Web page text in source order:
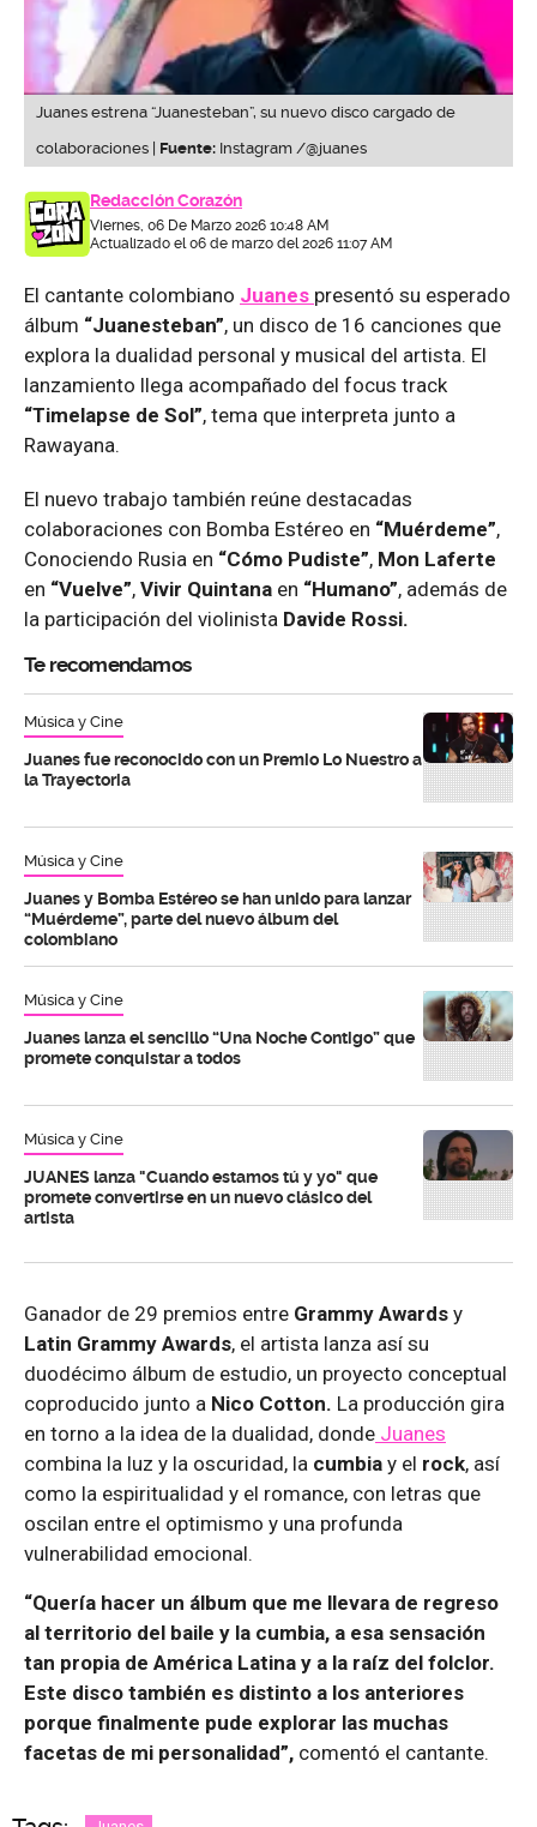
Juanes estrena “Juanesteban”, su nuevo disco cargado de
colaboraciones | Fuente: Instagram /@juanes
Redacción Corazón
Viernes, 06 De Marzo 2026 10:48 AM
Actualizado el 06 de marzo del 2026 11:07 AM
El cantante colombiano Juanes presentó su esperado
álbum “Juanesteban”, un disco de 16 canciones que
explora la dualidad personal y musical del artista. El
lanzamiento llega acompañado del focus track
“Timelapse de Sol”, tema que interpreta junto a
Rawayana.
El nuevo trabajo también reúne destacadas
colaboraciones con Bomba Estéreo en “Muérdeme”,
Conociendo Rusia en “Cómo Pudiste”, Mon Laferte
en “Vuelve”, Vivir Quintana en “Humano”, además de
la participación del violinista Davide Rossi.
Te recomendamos
Música y Cine
Juanes fue reconocido con un Premio Lo Nuestro a
la Trayectoria
Música y Cine
Juanes y Bomba Estéreo se han unido para lanzar
“Muérdeme”, parte del nuevo álbum del
colombiano
Música y Cine
Juanes lanza el sencillo “Una Noche Contigo” que
promete conquistar a todos
Música y Cine
JUANES lanza "Cuando estamos tú y yo" que
promete convertirse en un nuevo clásico del
artista
Ganador de 29 premios entre Grammy Awards y
Latin Grammy Awards, el artista lanza así su
duodécimo álbum de estudio, un proyecto conceptual
coproducido junto a Nico Cotton. La producción gira
en torno a la idea de la dualidad, donde Juanes
combina la luz y la oscuridad, la cumbia y el rock, así
como la espiritualidad y el romance, con letras que
oscilan entre el optimismo y una profunda
vulnerabilidad emocional.
“Quería hacer un álbum que me llevara de regreso
al territorio del baile y la cumbia, a esa sensación
tan propia de América Latina y a la raíz del folclor.
Este disco también es distinto a los anteriores
porque finalmente pude explorar las muchas
facetas de mi personalidad”, comentó el cantante.